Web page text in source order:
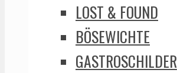
LOST & FOUND
BÖSEWICHTE
GASTROSCHILDER